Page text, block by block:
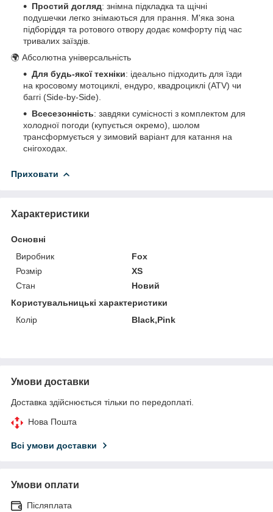
Простий догляд: знімна підкладка та щічні
подушечки легко знімаються для прання. М'яка зона
підборіддя та ротового отвору додає комфорту під час
тривалих заїздів.
🌍 Абсолютна універсальність
Для будь-якої техніки: ідеально підходить для їзди
на кросовому мотоциклі, ендуро, квадроциклі (ATV) чи
баггі (Side-by-Side).
Всесезонність: завдяки сумісності з комплектом для
холодної погоди (купується окремо), шолом
трансформується у зимовий варіант для катання на
снігоходах.
Приховати
Характеристики
Основні
Виробник
Fox
Розмір
XS
Стан
Новий
Користувальницькі характеристики
Колір
Black,Pink
Умови доставки
Доставка здійснюється тільки по передоплаті.
Нова Пошта
Всі умови доставки
Умови оплати
Післяплата